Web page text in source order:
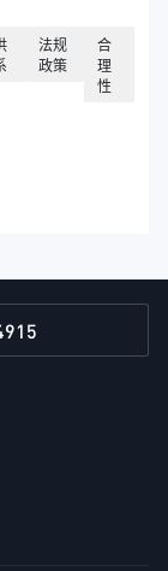
法规
政策
合
理
性